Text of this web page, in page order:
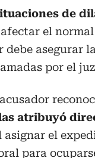
de
el
debe asegurar
por el
atribuyó
asignar el
para